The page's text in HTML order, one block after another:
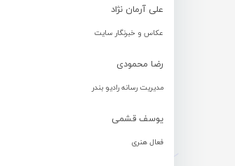
علی آرمان نژاد
عکاس و خبرنگار سایت
رضا محمودی
مدیریت رسانه رادیو بندر
یوسف قشمی
فعال هنری